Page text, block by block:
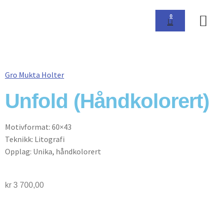
0
Gro Mukta Holter
Unfold (Håndkolorert)
Motivformat: 60×43
Teknikk: Litografi
Opplag: Unika, håndkolorert
kr 3 700,00